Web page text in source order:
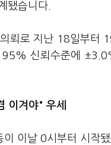
됐습니다.
뢰로 지난 18일부터
신뢰수준에
이겨야" 우세
이 이날 0시부터 시작